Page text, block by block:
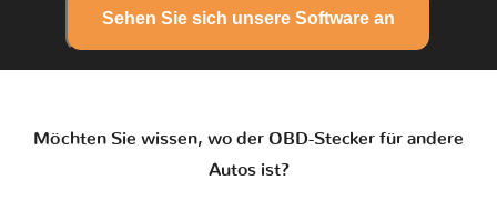
Sehen Sie sich unsere Software an
Möchten Sie wissen, wo der OBD-Stecker für andere
Autos ist?